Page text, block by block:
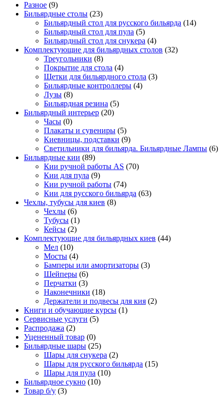
Разное (9)
Бильярдные столы (23)
Бильярдный стол для русского бильярда (14)
Бильярдный стол для пула (5)
Бильярдный стол для снукера (4)
Комплектующие для бильярдных столов (32)
Треугольники (8)
Покрытие для стола (4)
Щетки для бильярдного стола (3)
Бильярдные контроллеры (4)
Лузы (8)
Бильярдная резина (5)
Бильярдный интерьер (20)
Часы (0)
Плакаты и сувениры (5)
Киевницы, подставки (9)
Светильники для бильярда. Бильярдные Лампы (6)
Бильярдные кии (89)
Кии ручной работы AS (70)
Кии для пула (9)
Кии ручной работы (74)
Кии для русского бильярда (63)
Чехлы, тубусы для киев (8)
Чехлы (6)
Тубусы (1)
Кейсы (2)
Комплектующие для бильярдных киев (44)
Мел (10)
Мосты (4)
Бамперы или амортизаторы (3)
Шейперы (6)
Перчатки (3)
Наконечники (18)
Держатели и подвесы для кия (2)
Книги и обучающие курсы (1)
Сервисные услуги (5)
Распродажа (2)
Уцененный товар (0)
Бильярдные шары (25)
Шары для снукера (2)
Шары для русского бильярда (15)
Шары для пула (10)
Бильярдное сукно (10)
Товар б/у (3)